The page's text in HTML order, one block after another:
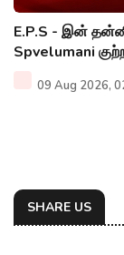
E.P.S - இன்
Spvelumani
09 Aug 2026,
SHARE US